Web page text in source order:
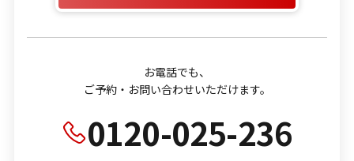
お電話でも、
ご予約・お問い合わせいただけます。
0120-025-236